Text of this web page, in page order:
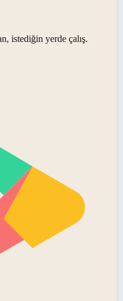
istediğin yerde çalış.